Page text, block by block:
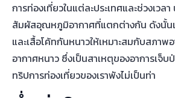
การท่องเที่ยวในแต่ละประเทศและช่วงเวล
สัมผัสอุณหภูมิอากาศที่แตกต่างกัน ดังนั้นเ
และเสื้อโค้ทกันหนาวให้เหมาะสมกับสภาพ
อากาศหนาว ซึ่งเป็นสาเหตุของอาการเจ็บ
ทริปการท่องเที่ยวของเราพังไม่เป็นท่า